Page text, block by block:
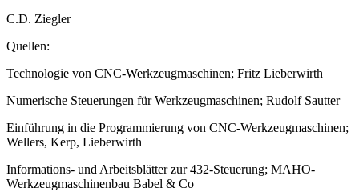
C.D. Ziegler
Quellen:
Technologie von CNC-Werkzeugmaschinen; Fritz Lieberwirth
Numerische Steuerungen für Werkzeugmaschinen; Rudolf Sautter
Einführung in die Programmierung von CNC-Werkzeugmaschinen;
Wellers, Kerp, Lieberwirth
Informations- und Arbeitsblätter zur 432-Steuerung; MAHO-
Werkzeugmaschinenbau Babel & Co